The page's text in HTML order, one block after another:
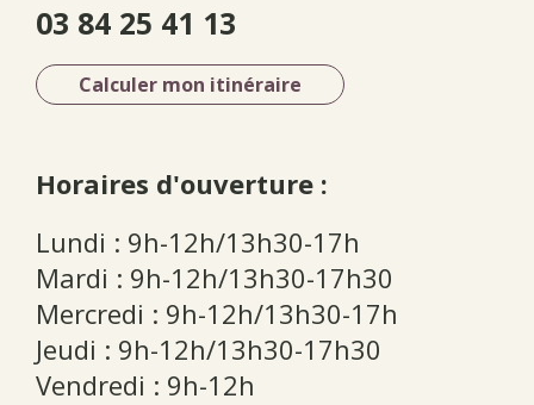
03 84 25 41 13
Calculer mon itinéraire
Horaires d'ouverture :
Lundi : 9h-12h/13h30-17h
Mardi : 9h-12h/13h30-17h30
Mercredi : 9h-12h/13h30-17h
Jeudi : 9h-12h/13h30-17h30
Vendredi : 9h-12h